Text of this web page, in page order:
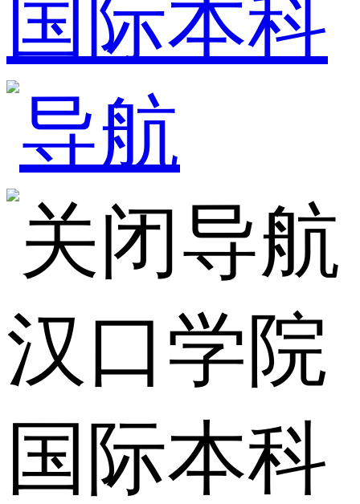
国际本科
导航
汉口学院
国际本科